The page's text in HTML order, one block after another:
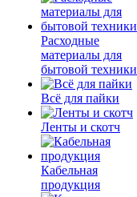
Расходные
материалы для
бытовой техники
Всё для пайки
Ленты и скотч
Кабельная
продукция